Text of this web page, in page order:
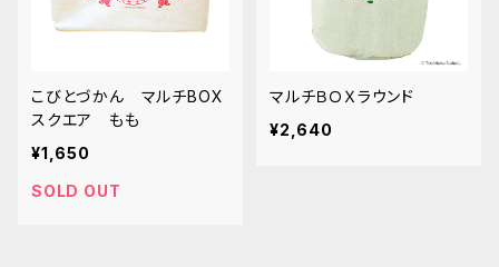
こびとづかん マルチBOX
スクエア もも
¥1,650
SOLD OUT
マルチＢＯＸラウンド
¥2,640